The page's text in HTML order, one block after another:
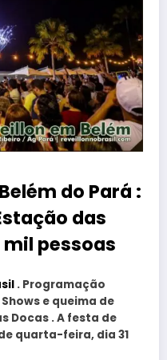
do Pará :
das
pessoas
. Programação
e queima de
Docas . A festa de
quarta-feira, dia 31